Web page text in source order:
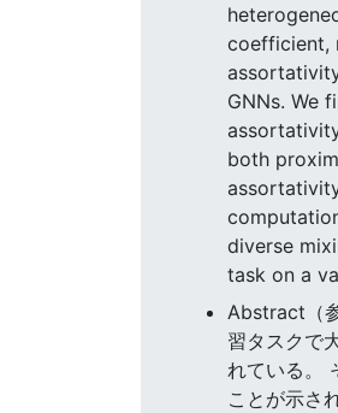
coefficient,
GNNs. We
both
diverse
task on a
Abstract（
習タスクで
れている。
ことが示さ